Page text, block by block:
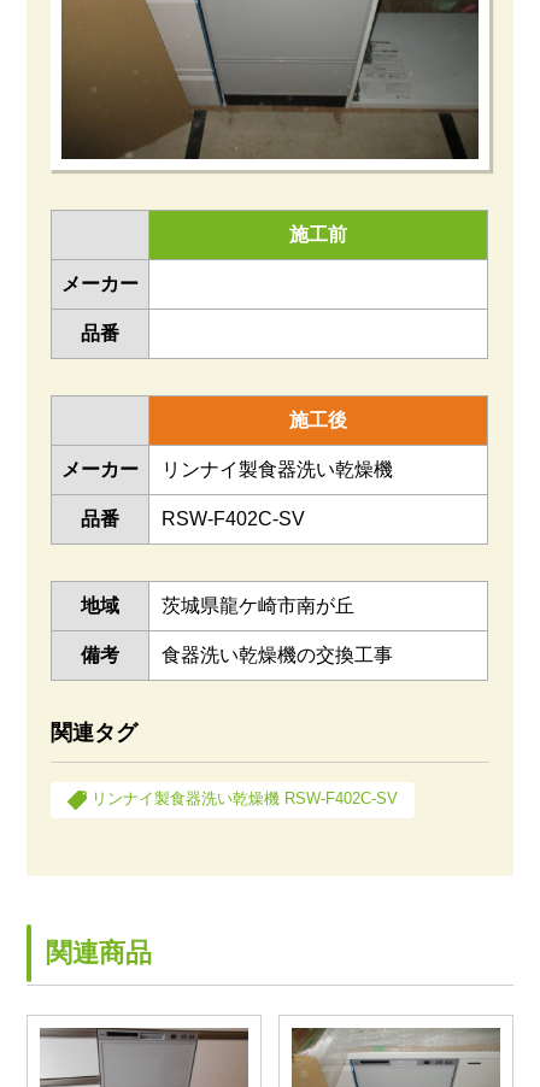
施工前
メーカー
品番
施工後
メーカー リンナイ製食器洗い乾燥機
品番 RSW-F402C-SV
地域 茨城県龍ケ崎市南が丘
備考 食器洗い乾燥機の交換工事
関連タグ
リンナイ製食器洗い乾燥機 RSW-F402C-SV
関連商品